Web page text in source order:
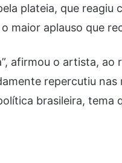
plateia, que reagiu
maior aplauso que
afirmou o artista,
repercutiu
brasileira, tema